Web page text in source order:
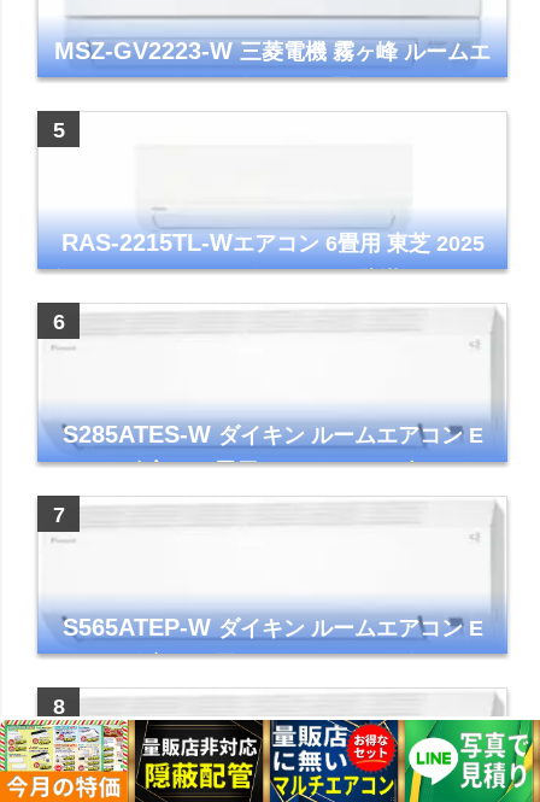
MSZ-GV2223-W三菱電機 霧ヶ峰 ルームエ
アコン GVシリーズ おもに6畳用 ピュアホワ
RAS-2215TL-Wエアコン 6畳用 東芝 2025
年モデル TLシリーズ ホワイト 壁掛け クーラ
ー コンパクト 清潔
S285ATES-Wダイキン ルームエアコン E
シリーズ 主に10畳用 ホワイト 2025年モデル
コンパクトモデル ストリーマ
S565ATEP-Wダイキン ルームエアコン E
シリーズ 主に18畳用 ホワイト 2025年モデル
コンパクトモデル ストリーマ